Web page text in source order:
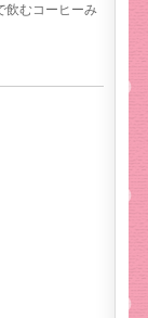
飲むコーヒーみ